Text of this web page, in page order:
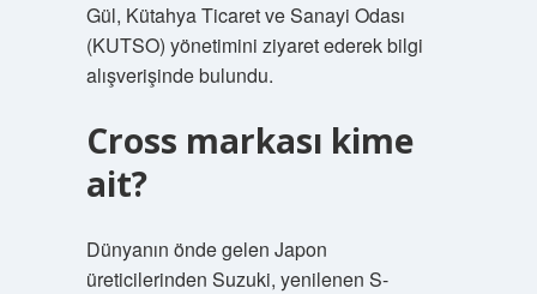
Gül, Kütahya Ticaret ve Sanayi Odası
(KUTSO) yönetimini ziyaret ederek bilgi
alışverişinde bulundu.
Cross markası kime
ait?
Dünyanın önde gelen Japon
üreticilerinden Suzuki, yenilenen S-